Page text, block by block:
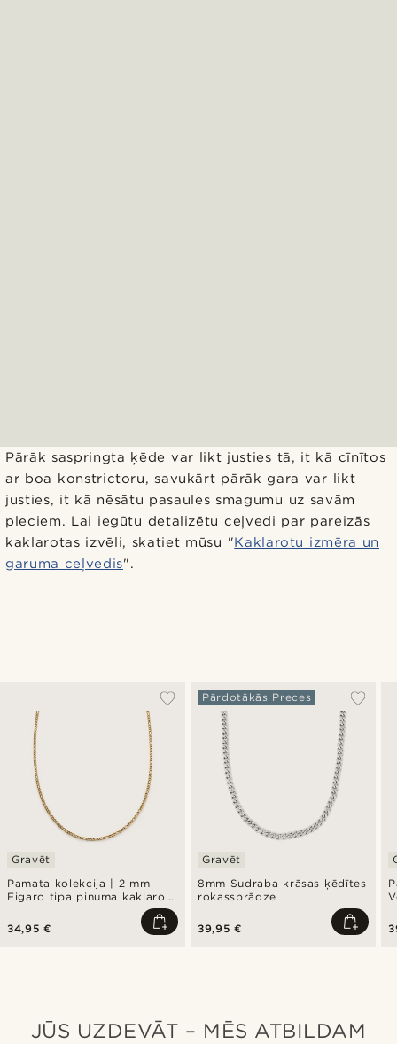
Pārāk saspringta ķēde var likt justies tā, it kā cīnītos
ar boa konstrictoru, savukārt pārāk gara var likt
justies, it kā nēsātu pasaules smagumu uz savām
pleciem. Lai iegūtu detalizētu ceļvedi par pareizās
kaklarotas izvēli, skatiet mūsu "Kaklarotu izmēra un
garuma ceļvedis".
Pamata kolekcija | 2 mm
Figaro tipa pinuma kaklarota
Gravēt
34,95 €
8mm Sudraba krāsas ķēdītes
rokassprādze
Pārdotākās Preces
Gravēt
39,95 €
JŪS UZDEVĀT – MĒS ATBILDAM